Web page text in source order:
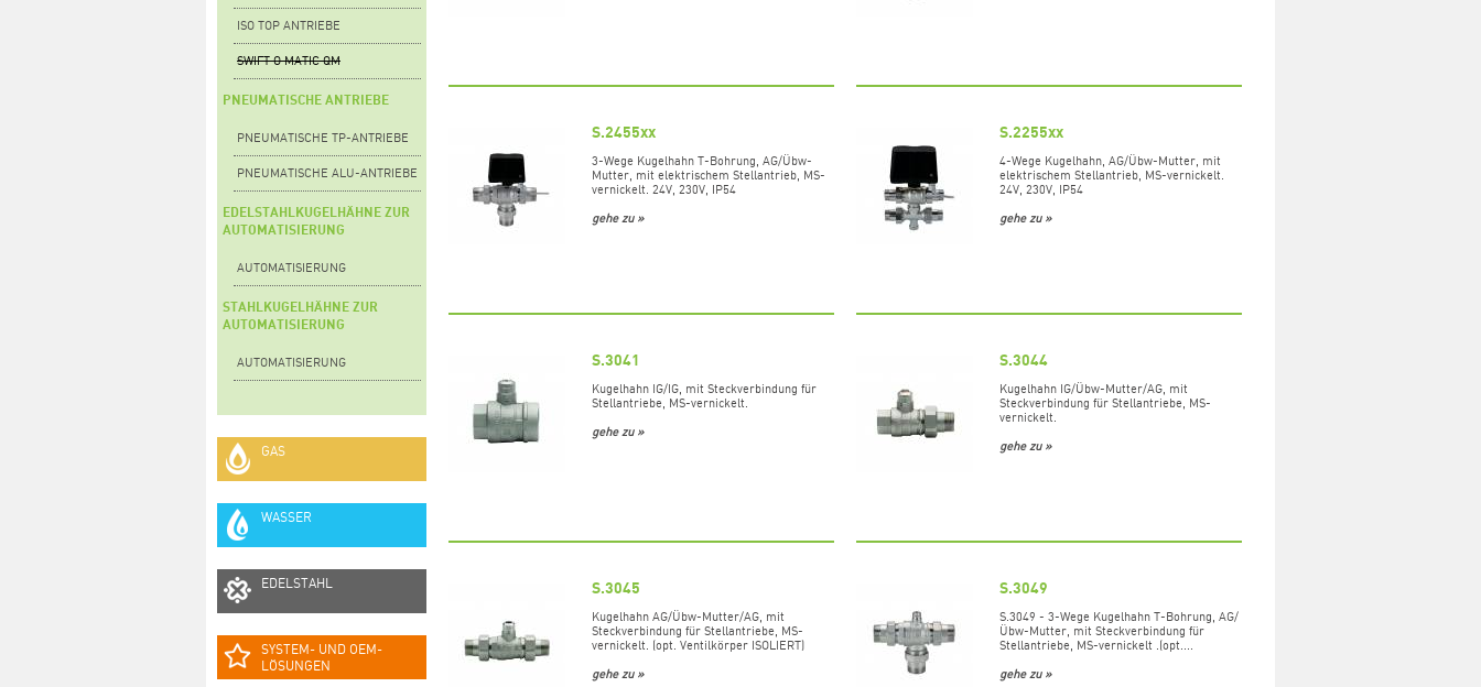
ISO TOP ANTRIEBE
SWIFT O MATIC QM
PNEUMATISCHE ANTRIEBE
PNEUMATISCHE TP-ANTRIEBE
PNEUMATISCHE ALU-ANTRIEBE
EDELSTAHLKUGELHÄHNE ZUR
AUTOMATISIERUNG
AUTOMATISIERUNG
STAHLKUGELHÄHNE ZUR
AUTOMATISIERUNG
AUTOMATISIERUNG
GAS
WASSER
EDELSTAHL
SYSTEM- UND OEM-
LÖSUNGEN
S.2455xx
3-Wege Kugelhahn T-Bohrung, AG/Übw-
Mutter, mit elektrischem Stellantrieb, MS-
vernickelt. 24V, 230V, IP54
gehe zu »
S.2255xx
4-Wege Kugelhahn, AG/Übw-Mutter, mit
elektrischem Stellantrieb, MS-vernickelt.
24V, 230V, IP54
gehe zu »
S.3041
Kugelhahn IG/IG, mit Steckverbindung für
Stellantriebe, MS-vernickelt.
gehe zu »
S.3044
Kugelhahn IG/Übw-Mutter/AG, mit
Steckverbindung für Stellantriebe, MS-
vernickelt.
gehe zu »
S.3045
Kugelhahn AG/Übw-Mutter/AG, mit
Steckverbindung für Stellantriebe, MS-
vernickelt. (opt. Ventilkörper ISOLIERT)
gehe zu »
S.3049
S.3049 - 3-Wege Kugelhahn T-Bohrung, AG/
Übw-Mutter, mit Steckverbindung für
Stellantriebe, MS-vernickelt .(opt....
gehe zu »